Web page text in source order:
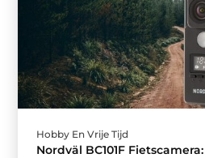
Hobby En Vrije Tijd
Nordväl BC101F